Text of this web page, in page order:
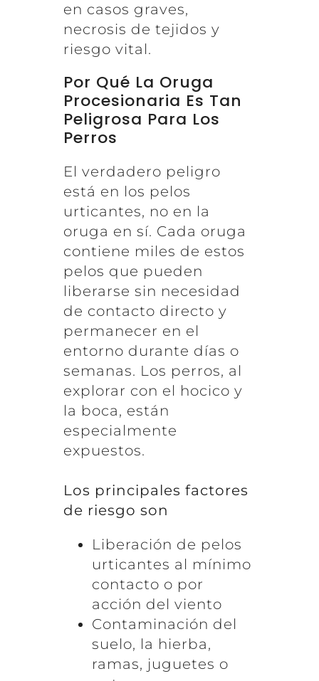
en casos graves,
necrosis de tejidos y
riesgo vital.
Por Qué La Oruga
Procesionaria Es Tan
Peligrosa Para Los
Perros
El verdadero peligro
está en los pelos
urticantes, no en la
oruga en sí. Cada oruga
contiene miles de estos
pelos que pueden
liberarse sin necesidad
de contacto directo y
permanecer en el
entorno durante días o
semanas. Los perros, al
explorar con el hocico y
la boca, están
especialmente
expuestos.
Los principales factores
de riesgo son
Liberación de pelos
urticantes al mínimo
contacto o por
acción del viento
Contaminación del
suelo, la hierba,
ramas, juguetes o